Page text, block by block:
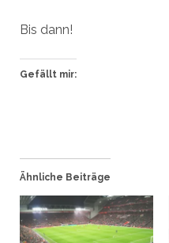
Bis dann!
Gefällt mir:
Ähnliche Beiträge